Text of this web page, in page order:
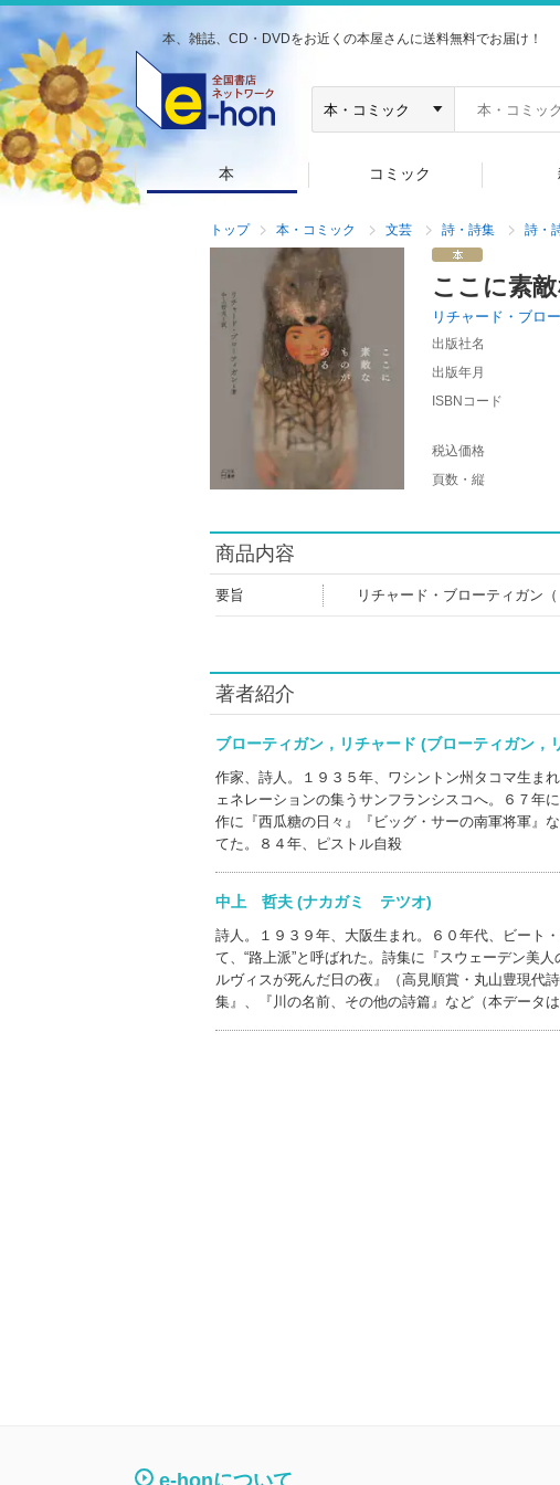
本、雑誌、CD・DVDをお近くの本屋さんに送料無料でお届け！
本 コミック
トップ 本・コミック 文芸 詩・詩集 詩・
ここに素
リチャード・ブロ
出版社名
出版年月
ISBNコード
税込価格
頁数・縦
商品内容
要旨 リチャード・ブローティガン
著者紹介
ブローティガン，リチャード (ブローティガン
作家、詩人。１９３５年、ワシントン州タコマ生ま
ェネレーションの集うサンフランシスコへ。６７年
作に『西瓜糖の日々』『ビッグ・サーの南軍将軍』
てた。８４年、ピストル自殺
中上 哲夫 (ナカガミ テツオ)
詩人。１９３９年、大阪生まれ。６０年代、ビート
て、“路上派”と呼ばれた。詩集に『スウェーデン美
ルヴィスが死んだ日の夜』（高見順賞・丸山豊現代
集』、『川の名前、その他の詩篇』など（本データ
e-honについて